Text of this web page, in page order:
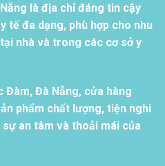
là địa chỉ đáng tin cậy
tế đa dạng, phù hợp cho nhu
nhà và trong các cơ sở y
Đàm, Đà Nẵng, cửa hàng
phẩm chất lượng, tiện nghi
an tâm và thoải mái của